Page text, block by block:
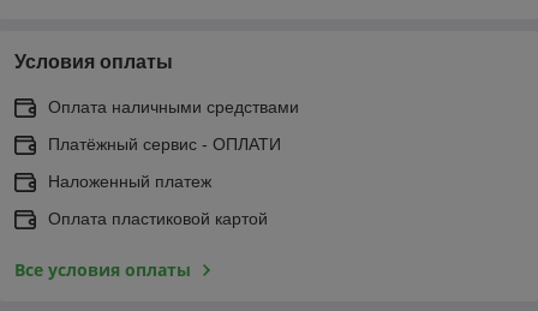
Условия оплаты
Оплата наличными средствами
Платёжный сервис - ОПЛАТИ
Наложенный платеж
Оплата пластиковой картой
Все условия оплаты